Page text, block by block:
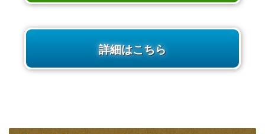
詳細はこちら